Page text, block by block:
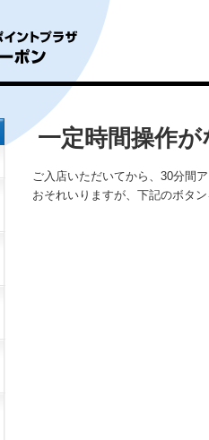
一定時間操作
ご入店いただいてから、30分間
おそれいりますが、下記のボタ